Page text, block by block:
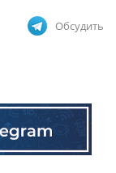
Обсудить